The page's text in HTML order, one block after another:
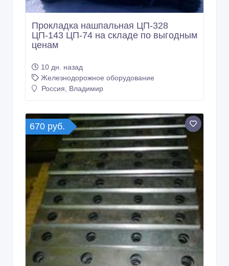
Прокладка нашпальная ЦП-328
ЦП-143 ЦП-74 на складе по выгодным
ценам
Железнодорожное оборудование
Россия, Владимир
670 руб.